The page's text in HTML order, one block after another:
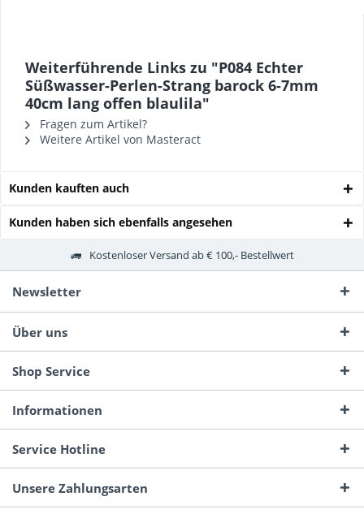
Weiterführende Links zu "P084 Echter
Süßwasser-Perlen-Strang barock 6-7mm
40cm lang offen blaulila"
Fragen zum Artikel?
Weitere Artikel von Masteract
Kunden kauften auch
Kunden haben sich ebenfalls angesehen
Kostenloser Versand ab € 100,- Bestellwert
Newsletter
Über uns
Shop Service
Informationen
Service Hotline
Unsere Zahlungsarten